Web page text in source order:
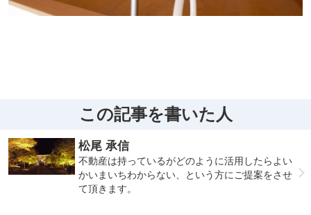
この記事を書いた人
松尾 承信
不動産は持っているがどのように活用したらよい
かいまいちわからない、という方にご提案をさせ
て頂きます。